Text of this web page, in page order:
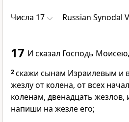
Числа 17 Russian Synodal
17 И сказал Господь
2скажи сынам Израилевым и
жезлу от колена, от всех
коленам, двенадцать жезлов,
напиши на жезле его;